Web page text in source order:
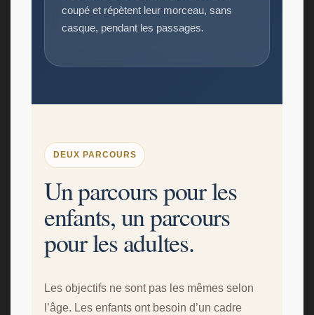
coupé et répètent leur morceau, sans
casque, pendant les passages.
DEUX PARCOURS
Un parcours pour les
enfants, un parcours
pour les adultes.
Les objectifs ne sont pas les mêmes selon
l’âge. Les enfants ont besoin d’un cadre